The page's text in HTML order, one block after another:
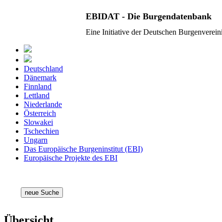
EBIDAT - Die Burgendatenbank
Eine Initiative der Deutschen
Deutschland
Dänemark
Finnland
Lettland
Niederlande
Österreich
Slowakei
Tschechien
Ungarn
Das Europäische Burgeninstitut (EBI)
Europäische Projekte des EBI
neue Suche